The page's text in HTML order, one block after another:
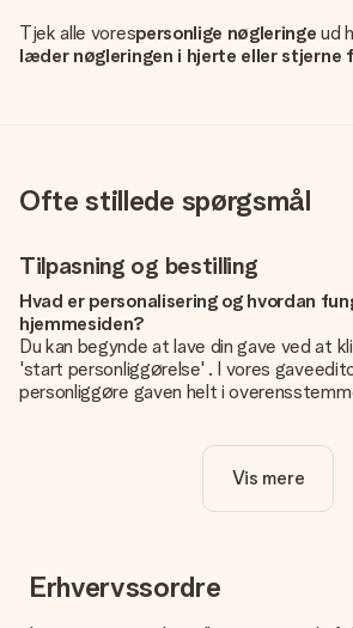
Tjek alle vorespersonlige nøgleringe ud
læder nøgleringen i hjerte eller stjerne
Ofte stillede spørgsmål
Tilpasning og bestilling
Hvad er personalisering og hvordan
hjemmesiden?
Du kan begynde at lave din gave ved at
'start personliggørelse' . I vores
personliggøre gaven helt i
Er personalisering inkluderet i prisen?
Prisen der vises på hjemmesiden
Hvordan ved jeg, om mit billede har
Vi vil være sikre på, at du er helt tilfreds
Vis mere
Erhvervssordre